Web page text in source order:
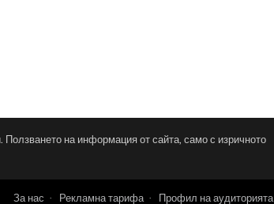
на информация от сайта, само с изричното
За нас Рекламна тарифа Профил на аудиторията